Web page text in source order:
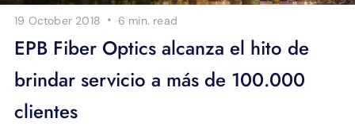
Energía
Televisión
19 October 2018 · 6 min. read
EPB Fiber Optics alcanza el hito de
brindar servicio a más de 100.000
clientes